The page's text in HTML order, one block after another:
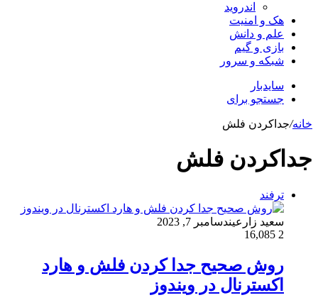
اندروید
هک و امنیت
علم و دانش
بازی و گیم
شبکه و سرور
سایدبار
جستجو برای
خانه/جداکردن فلش
جداکردن فلش
ترفند
سعید زارعیندسامبر 7, 2023
2
روش صحیح جدا کردن فلش و هارد
اکسترنال در ویندوز